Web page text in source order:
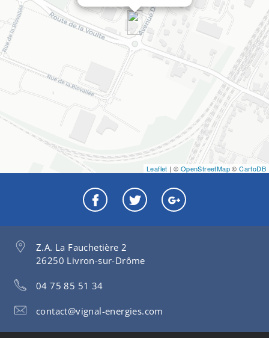
Leaflet | © OpenStreetMap©CartoDB
Z.A. La Fauchetière 2
26250 Livron-sur-Drôme
04 75 85 51 34
contact@vignal-energies.com